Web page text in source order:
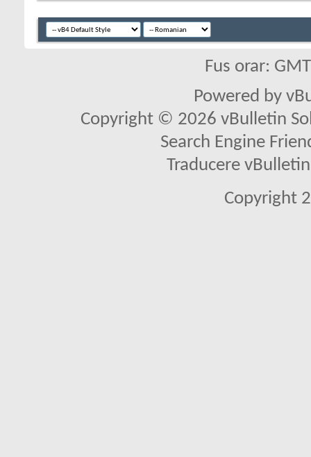
Fus orar:
Powered by
Copyright © 2026 vBulletin
Search Engine
Traducere
Copyright